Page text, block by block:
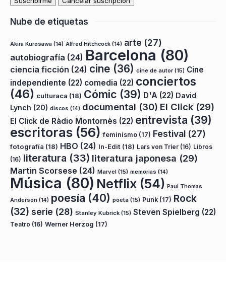
Nube de etiquetas
Akira Kurosawa (14) Alfred Hitchcock (14) arte (27)
autobiografía (24) Barcelona (80)
ciencia ficción (24) cine (36) cine de autor(15) Cine
independiente (22) comedia (22) conciertos
(46) culturaca (18) Cómic (39) D'A (22) David
Lynch (20) discos (14) documental (30) El Click (29)
El Click de Ràdio Montornès (22) entrevista (39)
escritoras (56) feminismo (17) Festival (27)
fotografía (18) HBO (24) In-Edit (18) Lars von Trier (16) Libros
(16) literatura (33) literatura japonesa (29)
Martin Scorsese (24) Marvel (15) memorias (14)
Música (80) Netflix (54) Paul Thomas
Anderson (14) poesía (40) poeta (15) Punk (17) Rock
(32) serie (28) Stanley Kubrick (15) Steven Spielberg (22)
Teatro (16) Werner Herzog (17)